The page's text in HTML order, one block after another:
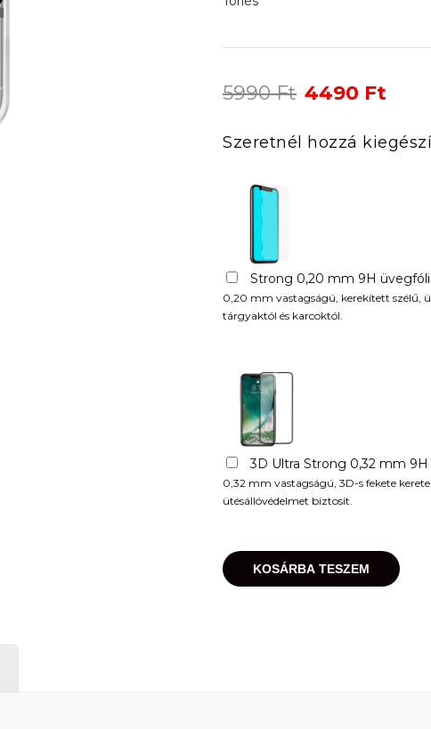
5990Ft Original
was:
5990 Ft.
4490 Ft
is:
Szeretnél hozzá
Strong 0,20 mm 9H
0,20 mm vastagságú, kerekített szélű,
tárgyaktól és karcoktól.
3D Ultra Strong 0,32 mm
0,32 mm vastagságú, 3D-s fekete
ütésállóvédelmet biztosít.
KOSÁRBA TESZEM